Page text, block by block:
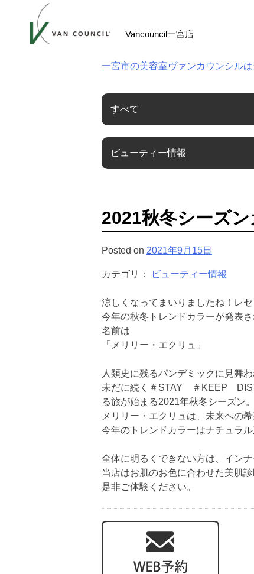
Vancouncil一宮店
一宮市の美容室ヴァンカウンシル
すべて
ビューティー情報
2021秋冬シーズ
Posted on 2021年9月15日
カテゴリ： ビューティー情報
涼しくなってまいりましたね！レセ
今年の秋冬トレンドカラーが発表さ
名前は
「メリリー・エクリュ」
人類史に残るパンデミックに見舞わ
未だに続く＃STAY ＃KEEP
る旅が始まる2021年秋冬シーズン。
メリリー・エクリュは、未来への
今年のトレンドカラーはナチュラル
全体に明るくできない方は、イン
当店はお肌のお色に合わせた美肌
是非ご体験ください。